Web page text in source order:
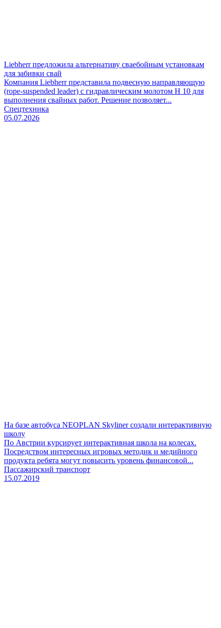
Liebherr предложила альтернативу сваебойным установкам
для забивки свай
Компания Liebherr представила подвесную направляющую
(rope-suspended leader) с гидравлическим молотом H 10 для
выполнения свайных работ. Решение позволяет...
Спецтехника
05.07.2026
На базе автобуса NEOPLAN Skyliner создали интерактивную
школу
По Австрии курсирует интерактивная школа на колесах.
Посредством интересных игровых методик и медийного
продукта ребята могут повысить уровень финансовой...
Пассажирский транспорт
15.07.2019